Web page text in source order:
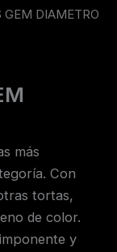
GEM DIAMETRO
más
Con
tortas,
de color.
y